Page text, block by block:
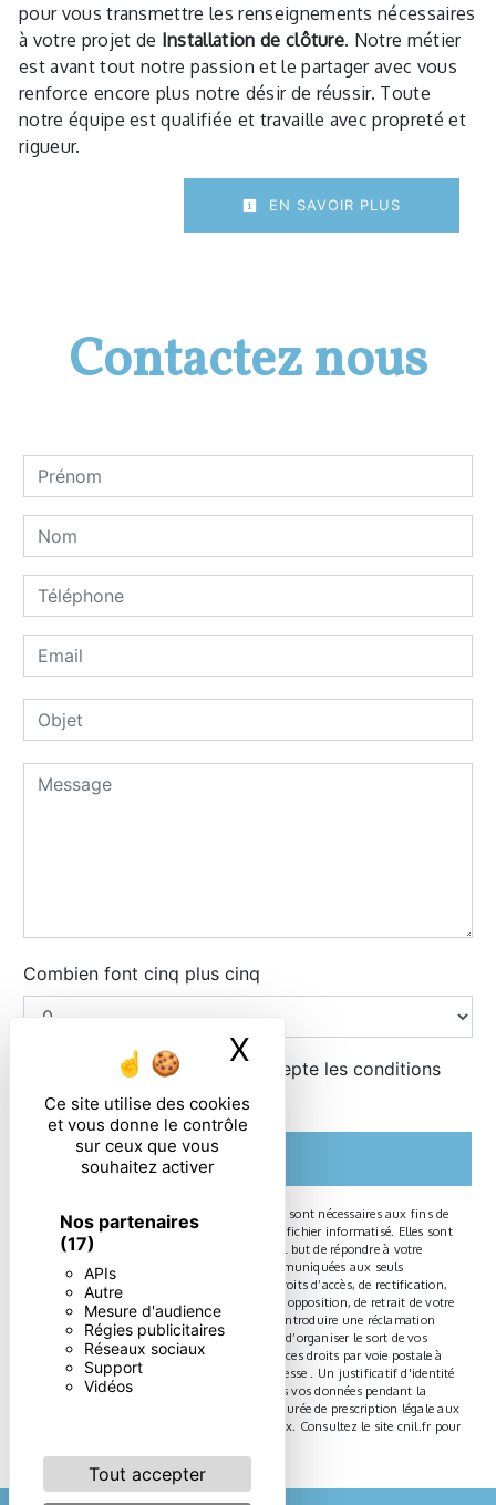
Ce site utilise des cookies
et vous donne le contrôle
sur ceux que vous
souhaitez activer
Nos partenaires
(17)
APIs
Autre
Mesure d'audience
Régies publicitaires
Réseaux sociaux
Support
Vidéos
Tout accepter
X Masquer le
pour vous transmettre les renseignements nécessaires
à votre projet de Installation de clôture. Notre métier
est avant tout notre passion et le partager avec vous
renforce encore plus notre désir de réussir. Toute
notre équipe est qualifiée et travaille avec propreté et
rigueur.
EN SAVOIR PLUS
Contactez nous
Combien font cinq plus cinq
En cochant cette case, j'accepte les conditions
particulières ci-dessous **
ENVOYER
** Les données personnelles communiquées sont nécessaires aux fins de
vous contacter et sont enregistrées dans un fichier informatisé. Elles sont
destinées à et ses sous-traitants dans le seul but de répondre à votre
message. Les données collectées seront communiquées aux seuls
destinataires suivants: . Vous disposez de droits d’accès, de rectification,
d’effacement, de portabilité, de limitation, d’opposition, de retrait de votre
consentement à tout moment et du droit d’introduire une réclamation
auprès d’une autorité de contrôle, ainsi que d’organiser le sort de vos
données post-mortem. Vous pouvez exercer ces droits par voie postale à
l'adresse ou par courrier électronique à l'adresse . Un justificatif d'identité
pourra vous être demandé. Nous conservons vos données pendant la
période de prise de contact puis pendant la durée de prescription légale aux
fins probatoires et de gestion des contentieux. Consultez le site cnil.fr pour